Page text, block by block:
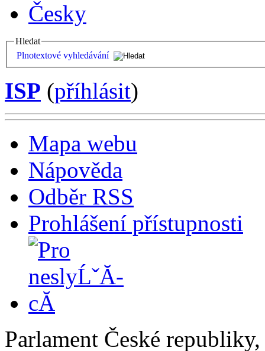
Česky
Hledat
Plnotextové vyhledávání
ISP (příhlásit)
Mapa webu
Nápověda
Odběr RSS
Prohlášení přístupnosti
Parlament České